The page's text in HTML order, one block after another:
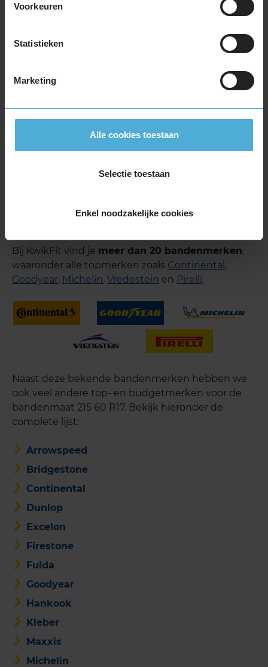
Voorkeuren
Statistieken
Marketing
Alle cookies toestaan
Selectie toestaan
Enkel noodzakelijke cookies
Bridgestone DURAVIS ALL SEASON
Leverbaar
Bij KwikFit vind je meer dan 20 bandenmerken,
waaronder alle topmerken zoals Continental ,
Goodyear, Michelin, Vredestein en Pirelli.
Naast deze bekende bandenmerken hebben we
ook veel andere top- en budgetmerken voor de
bandenmaat 215 60 R17. Bekijk hieronder de
complete lijst:
Arrowspeed
Bridgestone
Continental
Dunlop
Excelon
Firestone
Fulda
Goodyear
Hankook
Kleber
Maxxis
Michelin